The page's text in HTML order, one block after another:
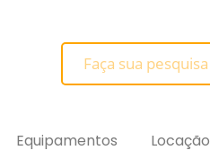
Equipamentos Locação